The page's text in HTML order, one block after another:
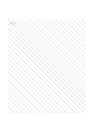
Ads